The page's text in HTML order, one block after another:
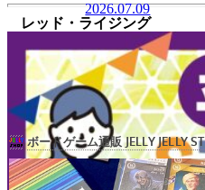
レッド・ライジング
¥5,720→¥4,576(20%OFF)
階級社会の頂点を目指そう
2026.07.09